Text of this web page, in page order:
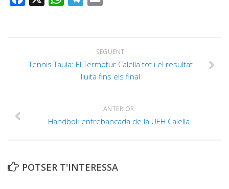
SEGÜENT
Tennis Taula: El Termotur Calella tot i el resultat
lluita fins els final
ANTERIOR
Handbol: entrebancada de la UEH Calella
POTSER T'INTERESSA